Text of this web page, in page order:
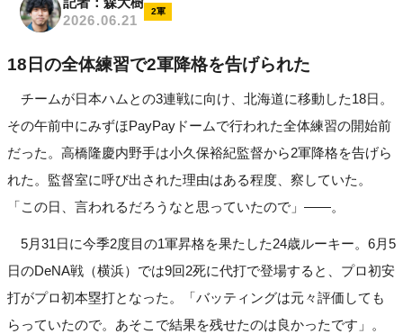
2026.06.21
2軍
18日の全体練習で2軍降格を告げられた
チームが日本ハムとの3連戦に向け、北海道に移動した18日。
その午前中にみずほPayPayドームで行われた全体練習の開始前
だった。高橋隆慶内野手は小久保裕紀監督から2軍降格を告げら
れた。監督室に呼び出された理由はある程度、察していた。
「この日、言われるだろうなと思っていたので」――。
5月31日に今季2度目の1軍昇格を果たした24歳ルーキー。6月5
日のDeNA戦（横浜）では9回2死に代打で登場すると、プロ初安
打がプロ初本塁打となった。「バッティングは元々評価しても
らっていたので。あそこで結果を残せたのは良かったです」。